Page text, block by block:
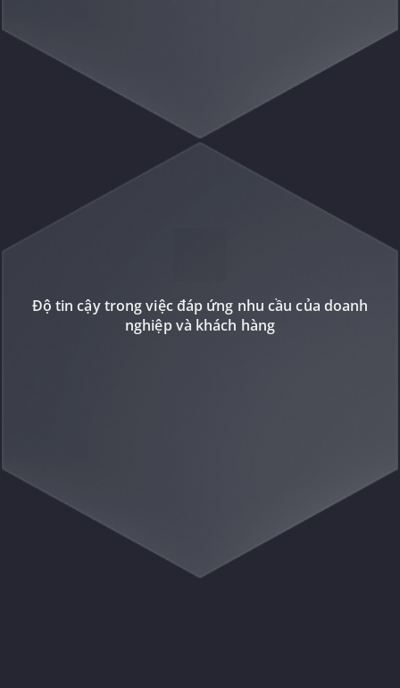
Độ tin cậy trong việc đáp ứng nhu cầu của doanh
nghiệp và khách hàng